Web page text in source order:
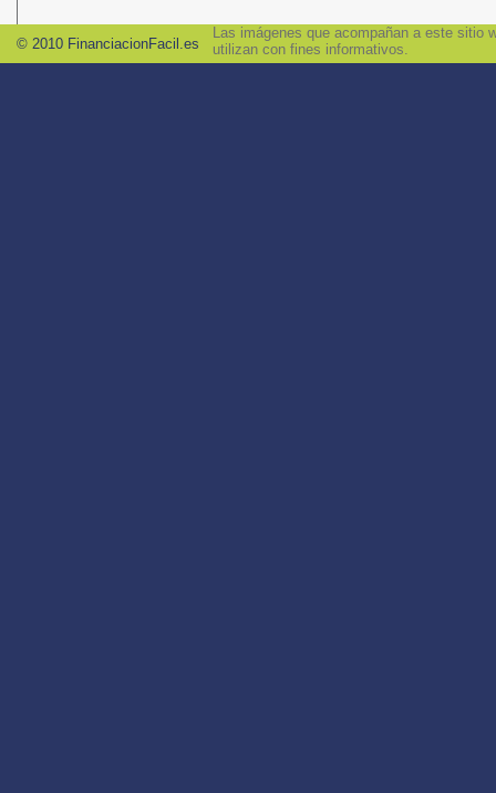
© 2010 FinanciacionFacil.es
Las imágenes que acompañan a este sitio
utilizan con fines informativos.